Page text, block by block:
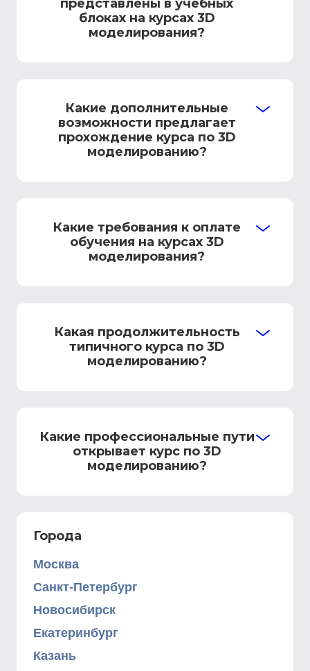
представлены в учебных
блоках на курсах 3D
моделирования?
Какие дополнительные
возможности предлагает
прохождение курса по 3D
моделированию?
Какие требования к оплате
обучения на курсах 3D
моделирования?
Какая продолжительность
типичного курса по 3D
моделированию?
Какие профессиональные пути
открывает курс по 3D
моделированию?
Города
Москва
Санкт-Петербург
Новосибирск
Екатеринбург
Казань